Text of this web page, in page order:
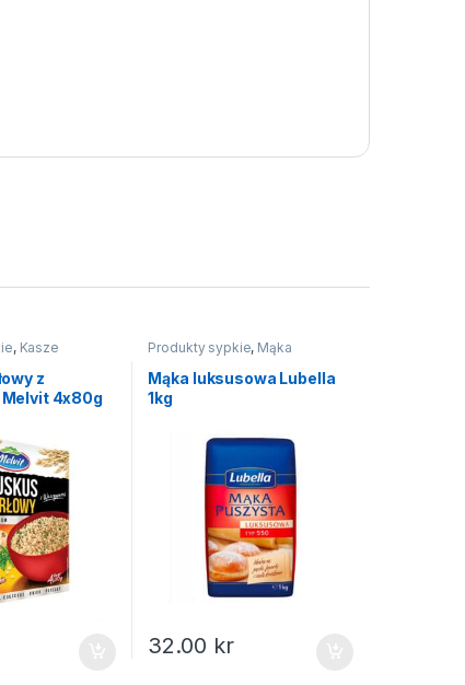
, Kasze
z
4x80g
Produkty sypkie, Mąka
Mąka luksusowa Lubella
1kg
32.00 kr